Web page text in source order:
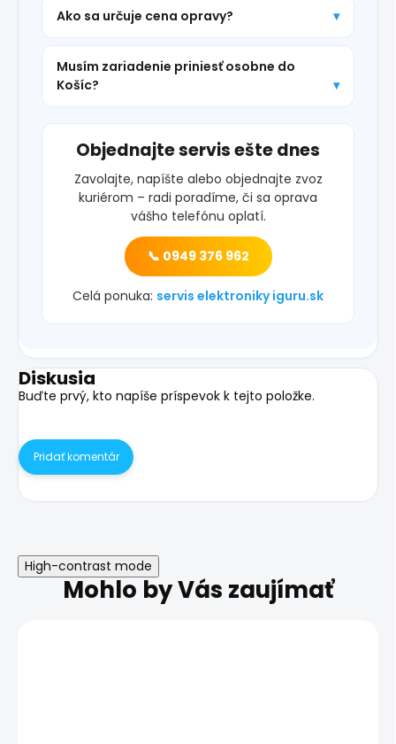
Ako sa určuje cena opravy?
Musím zariadenie priniesť osobne do
Košíc?
Objednajte servis ešte dnes
Zavolajte, napíšte alebo objednajte zvoz
kuriérom – radi poradíme, či sa oprava
vášho telefónu oplatí.
📞 0949 376 962
Celá ponuka: servis elektroniky iguru.sk
Diskusia
Buďte prvý, kto napíše príspevok k tejto položke.
Pridať komentár
High-contrast mode
Mohlo by Vás zaujímať